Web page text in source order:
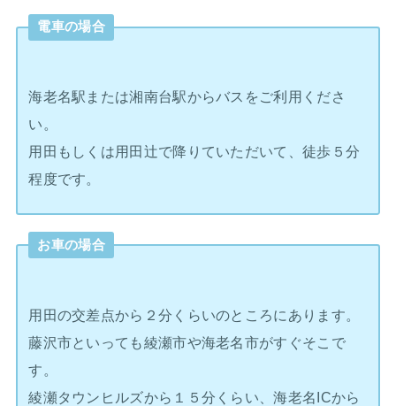
電車の場合
海老名駅または湘南台駅からバスをご利用くださ
い。
用田もしくは用田辻で降りていただいて、徒歩５分
程度です。
お車の場合
用田の交差点から２分くらいのところにあります。
藤沢市といっても綾瀬市や海老名市がすぐそこで
す。
綾瀬タウンヒルズから１５分くらい、海老名ICから